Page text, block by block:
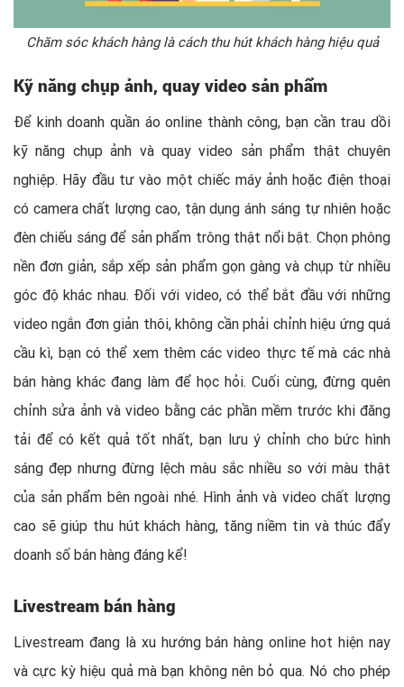
Chăm sóc khách hàng là cách thu hút khách hàng hiệu quả
Kỹ năng chụp ảnh, quay video sản phẩm
Để kinh doanh quần áo online thành công, bạn cần trau dồi
kỹ năng chụp ảnh và quay video sản phẩm thật chuyên
nghiệp. Hãy đầu tư vào một chiếc máy ảnh hoặc điện thoại
có camera chất lượng cao, tận dụng ánh sáng tự nhiên hoặc
đèn chiếu sáng để sản phẩm trông thật nổi bật. Chọn phông
nền đơn giản, sắp xếp sản phẩm gọn gàng và chụp từ nhiều
góc độ khác nhau. Đối với video, có thể bắt đầu với những
video ngắn đơn giản thôi, không cần phải chỉnh hiệu ứng quá
cầu kì, bạn có thể xem thêm các video thực tế mà các nhà
bán hàng khác đang làm để học hỏi. Cuối cùng, đừng quên
chỉnh sửa ảnh và video bằng các phần mềm trước khi đăng
tải để có kết quả tốt nhất, bạn lưu ý chỉnh cho bức hình
sáng đẹp nhưng đừng lệch màu sắc nhiều so với màu thật
của sản phẩm bên ngoài nhé. Hình ảnh và video chất lượng
cao sẽ giúp thu hút khách hàng, tăng niềm tin và thúc đẩy
doanh số bán hàng đáng kể!
Livestream bán hàng
Livestream đang là xu hướng bán hàng online hot hiện nay
và cực kỳ hiệu quả mà bạn không nên bỏ qua. Nó cho phép